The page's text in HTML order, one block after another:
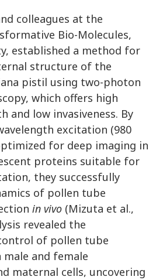
colleagues at the
Bio-Molecules,
established a method for
structure of the
pistil using two-photon
which offers high
and low invasiveness. By
excitation (980
for deep imaging in
proteins suitable for
they successfully
of pollen tube
in vivo (Mizuta et al.,
revealed the
of pollen tube
and female
maternal cells, uncovering